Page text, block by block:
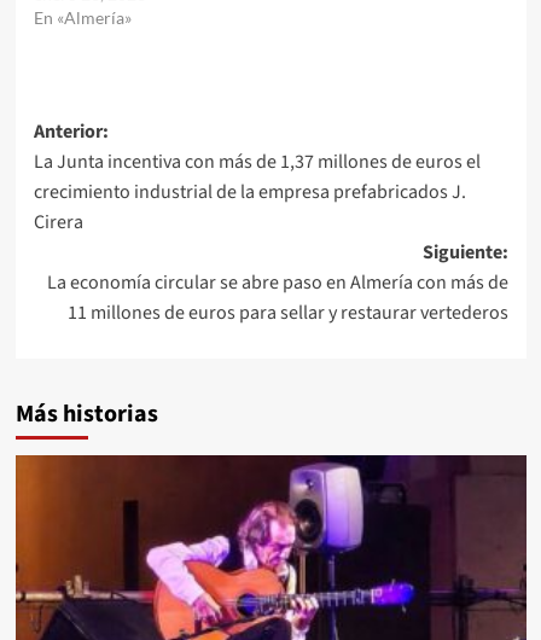
En «Almería»
Navegación
de
entradas
Anterior:
La Junta incentiva con más de 1,37 millones de euros el
crecimiento industrial de la empresa prefabricados J.
Cirera
Siguiente:
La economía circular se abre paso en Almería con más de
11 millones de euros para sellar y restaurar vertederos
Más historias